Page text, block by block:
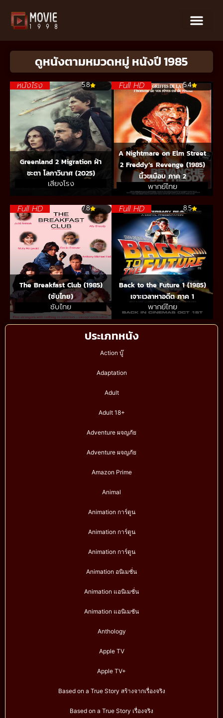
ประเภทหนัง
Action บู๊
Adaptation
Adult
Adult 18+
Adventure ผจญภัย
Adventure ผจญภัย
Amazon Prime
Animal
Animation การ์ตูน
Animation การ์ตูน
Animation การ์ตูน
Animation อนิเมชั่น
Animation แอนิเมชั่น
Animation แอนิเมชัน
Anthology
Apple TV
Apple TV+
Based on a True Story สร้างจากเรื่องจริง
Based on a True Story เรื่องจริง
ดูหนังตามหมวดหมู่ หนังปี 1985
หนังโรง 5.8
Greenland 2 Migration ฝ่า
ชะตา โลกาวินาศ (2025)
เสียงโรง
Full HD 5.4
A Nightmare on Elm Street
2 Freddy’s Revenge (1985)
นิ้วขเมือบ ภาค 2
พากย์ไทย
Full HD 7.8
The Breakfast Club (1985)
(ซับไทย)
ซับไทย
Full HD 8.5
Back to the Future 1 (1985)
เจาะเวลาหาอดีต ภาค 1
พากย์ไทย